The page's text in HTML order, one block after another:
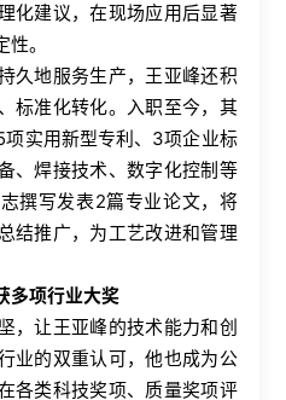
化建议，在现场应用后显著
。
久地服务生产，王亚峰还积
标准化转化。入职至今，其
实用新型专利、3项企业标
、焊接技术、数字化控制等
撰写发表2篇专业论文，将
结推广，为工艺改进和管理
多项行业大奖
，让王亚峰的技术能力和创
业的双重认可，他也成为公
各类科技奖项、质量奖项评